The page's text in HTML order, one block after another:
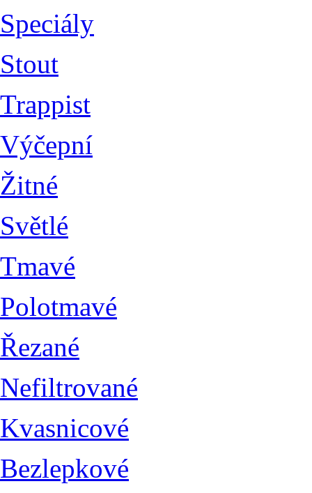
Speciály
Stout
Trappist
Výčepní
Žitné
Světlé
Tmavé
Polotmavé
Řezané
Nefiltrované
Kvasnicové
Bezlepkové